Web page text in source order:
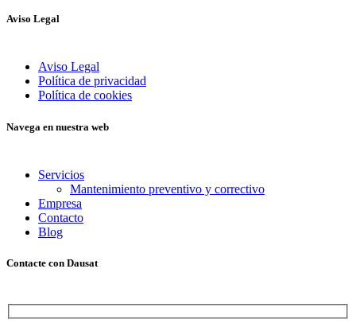
Aviso Legal
Aviso Legal
Política de privacidad
Política de cookies
Navega en nuestra web
Servicios
Mantenimiento preventivo y correctivo
Empresa
Contacto
Blog
Contacte con Dausat